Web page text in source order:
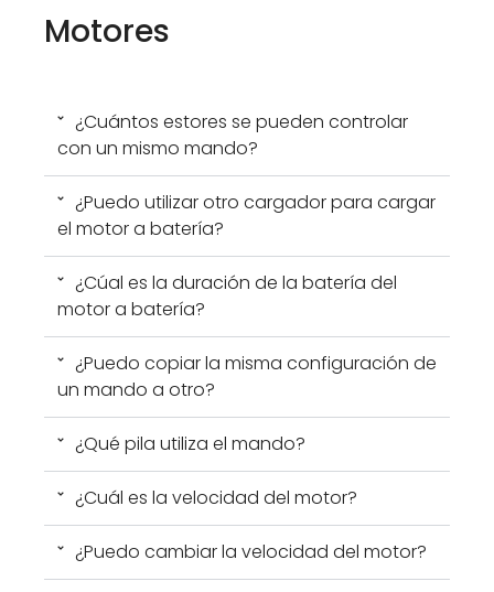
Motores
¿Cuántos estores se pueden controlar
con un mismo mando?
¿Puedo utilizar otro cargador para cargar
el motor a batería?
¿Cúal es la duración de la batería del
motor a batería?
¿Puedo copiar la misma configuración de
un mando a otro?
¿Qué pila utiliza el mando?
¿Cuál es la velocidad del motor?
¿Puedo cambiar la velocidad del motor?